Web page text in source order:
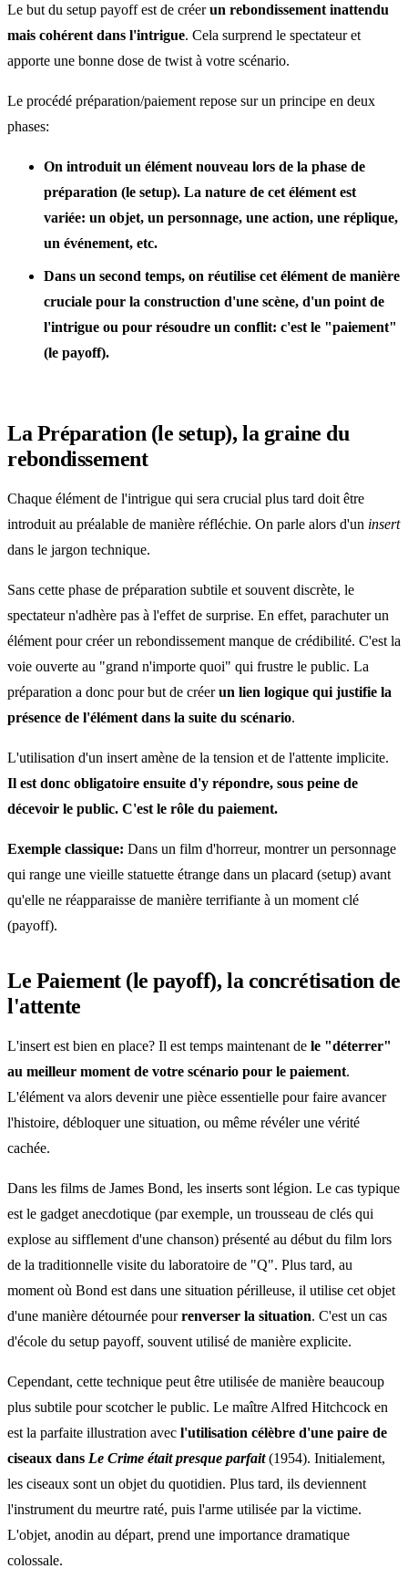
Le but du setup payoff est de créerun rebondissement inattendu
mais cohérent dans l'intrigue. Cela surprend le spectateur et
apporte une bonne dose de twist à votre scénario.
Le procédé préparation/paiement repose sur un principe en deux
phases:
On introduit un élément nouveau lors de la phase de
préparation (le setup). La nature de cet élément est
variée: un objet, un personnage, une action, une réplique,
un événement, etc.
Dans un second temps, on réutilise cet élément de manière
cruciale pour la construction d'une scène, d'un point de
l'intrigue ou pour résoudre un conflit: c'est le "paiement"
(le payoff).
La Préparation (le setup), la graine du
rebondissement
Chaque élément de l'intrigue qui sera crucial plus tard doit être
introduit au préalable de manière réfléchie. On parle alors d'un insert
dans le jargon technique.
Sans cette phase de préparation subtile et souvent discrète, le
spectateur n'adhère pas à l'effet de surprise. En effet, parachuter un
élément pour créer un rebondissement manque de crédibilité. C'est la
voie ouverte au "grand n'importe quoi" qui frustre le public. La
préparation a donc pour but de créerun lien logique qui justifie la
présence de l'élément dans la suite du scénario.
L'utilisation d'un insert amène de la tension et de l'attente implicite.
Il est donc obligatoire ensuite d'y répondre, sous peine de
décevoir le public. C'est le rôle du paiement.
Exemple classique: Dans un film d'horreur, montrer un personnage
qui range une vieille statuette étrange dans un placard (setup) avant
qu'elle ne réapparaisse de manière terrifiante à un moment clé
(payoff).
Le Paiement (le payoff), la concrétisation de
l'attente
L'insert est bien en place? Il est temps maintenant de le "déterrer"
au meilleur moment de votre scénario pour le paiement.
L'élément va alors devenir une pièce essentielle pour faire avancer
l'histoire, débloquer une situation, ou même révéler une vérité
cachée.
Dans les films de James Bond, les inserts sont légion. Le cas typique
est le gadget anecdotique (par exemple, un trousseau de clés qui
explose au sifflement d'une chanson) présenté au début du film lors
de la traditionnelle visite du laboratoire de "Q". Plus tard, au
moment où Bond est dans une situation périlleuse, il utilise cet objet
d'une manière détournée pourrenverser la situation. C'est un cas
d'école du setup payoff, souvent utilisé de manière explicite.
Cependant, cette technique peut être utilisée de manière beaucoup
plus subtile pour scotcher le public. Le maître Alfred Hitchcock en
est la parfaite illustration avec l'utilisation célèbre d'une paire de
ciseaux dans Le Crime était presque parfait(1954). Initialement,
les ciseaux sont un objet du quotidien. Plus tard, ils deviennent
l'instrument du meurtre raté, puis l'arme utilisée par la victime.
L'objet, anodin au départ, prend une importance dramatique
colossale.